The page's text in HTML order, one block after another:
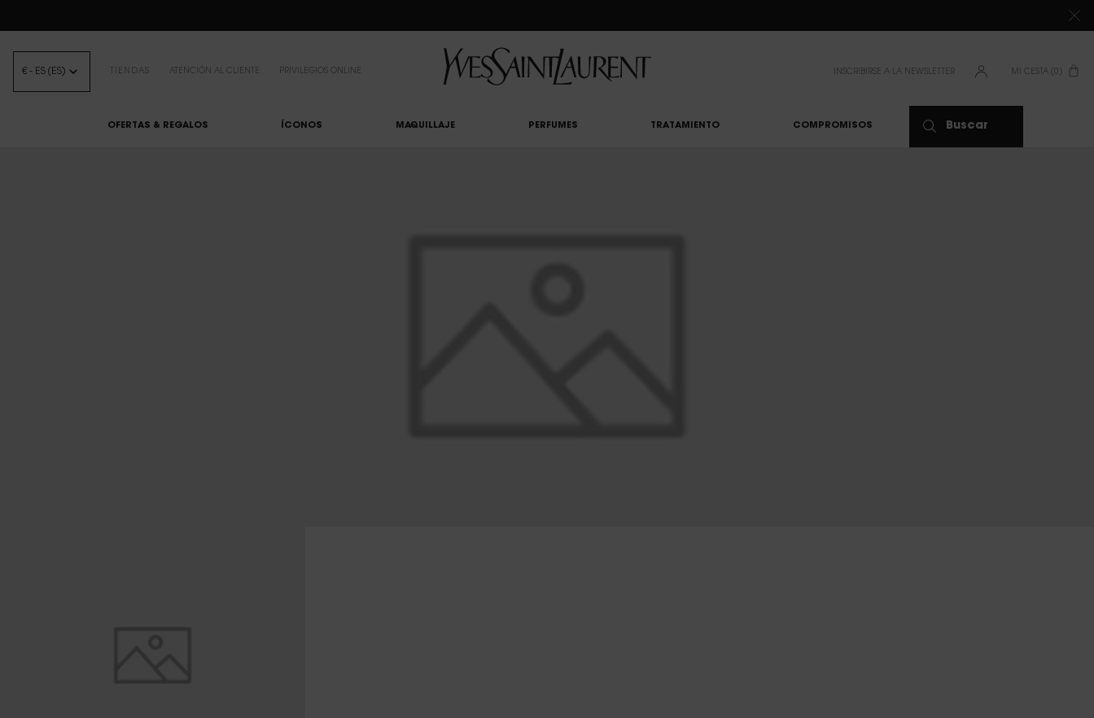
€ - ES (ES) TIENDAS ATENCIÓN AL CLIENTE PRIVILEGIOS ONLINE INSCRIBIRSE A LA NEWSLETTER MI CESTA 0
0 PRODUCTO
OFERTAS & REGALOS ÍCONOS MAQUILLAJE PERFUMES TRATAMIENTO COMPROMISOS Buscar